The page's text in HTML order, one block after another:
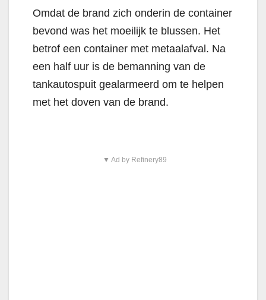
Omdat de brand zich onderin de container
bevond was het moeilijk te blussen. Het
betrof een container met metaalafval. Na
een half uur is de bemanning van de
tankautospuit gealarmeerd om te helpen
met het doven van de brand.
▼ Ad by Refinery89